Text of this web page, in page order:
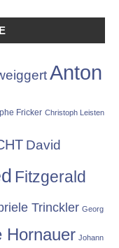
Anton
Fricker Christoph Leisten
David
Fitzgerald
Trinckler Georg
Hornauer Johann